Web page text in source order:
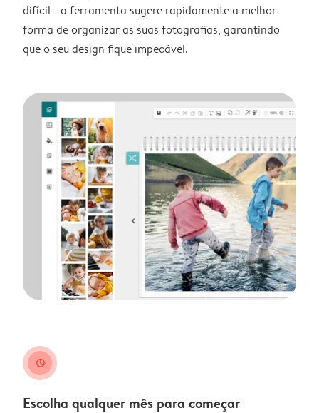
difícil - a ferramenta sugere rapidamente a melhor
forma de organizar as suas fotografias, garantindo
que o seu design fique impecável.
clock
Escolha qualquer mês para começar